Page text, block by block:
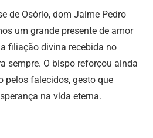
de Osório, dom Jaime Pedro
um grande presente de amor
filiação divina recebida no
sempre. O bispo reforçou ainda
pelos falecidos, gesto que
na vida eterna.